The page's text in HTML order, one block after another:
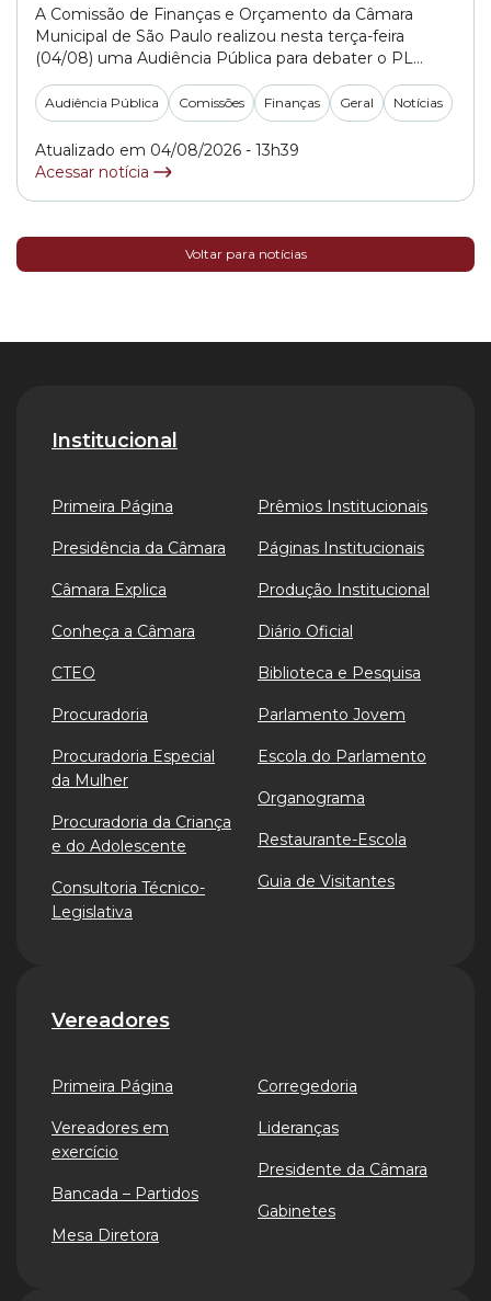
A Comissão de Finanças e Orçamento da Câmara
Municipal de São Paulo realizou nesta terça-feira
(04/08) uma Audiência Pública para debater o PL
(Projeto de Lei) 1254/2025. A proposta tem como
objetivo criar um protocolo municipal com medidas
para prevenir e combater a violência contra os
profissionais de enfermagem no ambiente de trabalho.
Além disso,... »
Audiência Pública Comissões Finanças Geral Notícias
Atualizado em 04/08/2026 - 13h39
Acessar notícia
Voltar para notícias
Institucional
Primeira Página
Presidência da Câmara
Câmara Explica
Conheça a Câmara
CTEO
Procuradoria
Procuradoria Especial
da Mulher
Procuradoria da Criança
e do Adolescente
Consultoria Técnico-
Legislativa
Prêmios Institucionais
Páginas Institucionais
Produção Institucional
Diário Oficial
Biblioteca e Pesquisa
Parlamento Jovem
Escola do Parlamento
Organograma
Restaurante-Escola
Guia de Visitantes
Vereadores
Primeira Página
Vereadores em
exercício
Bancada – Partidos
Mesa Diretora
Corregedoria
Lideranças
Presidente da Câmara
Gabinetes